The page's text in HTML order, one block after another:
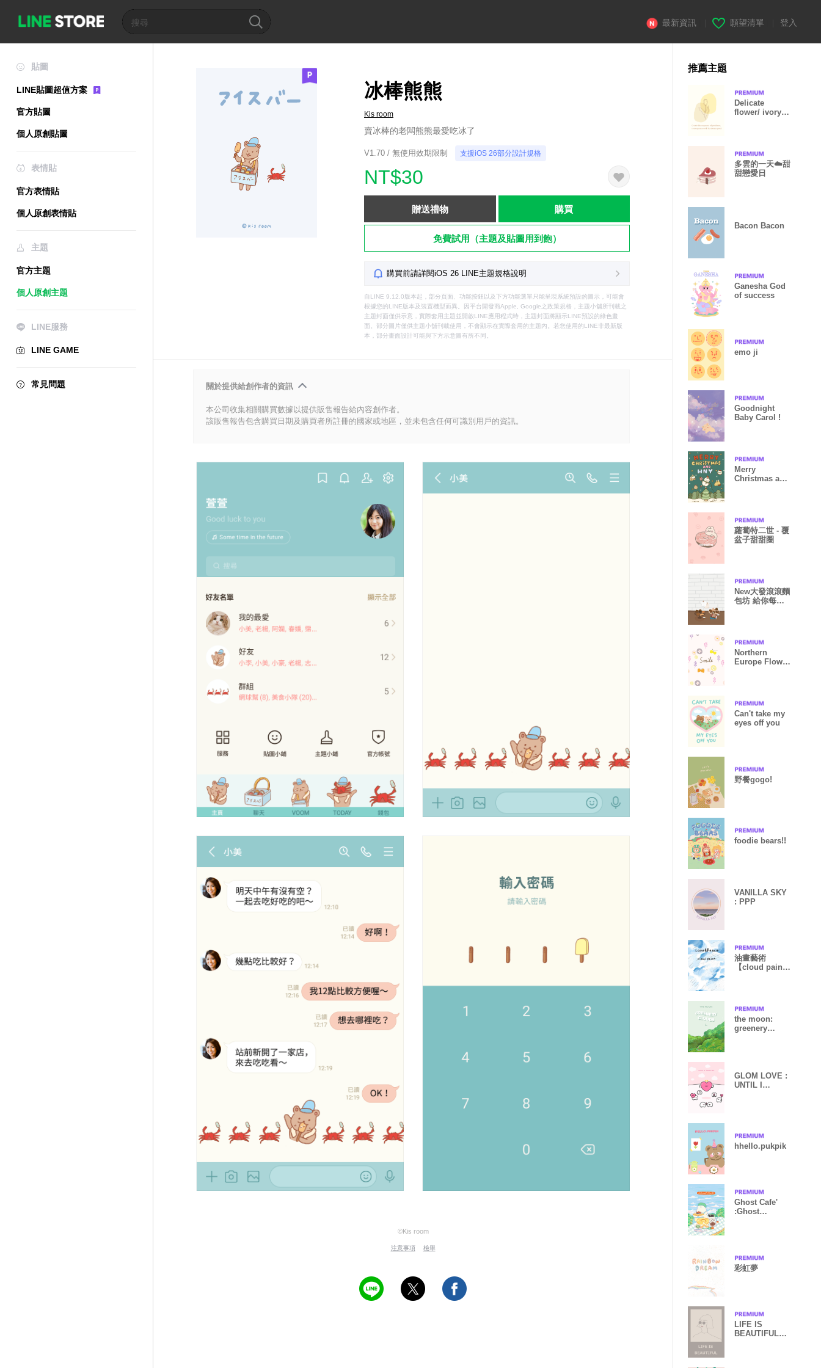
最新資訊 願望清單 登入
貼圖
LINE貼圖超值方案
官方貼圖
個人原創貼圖
表情貼
官方表情貼
個人原創表情貼
主題
官方主題
個人原創主題
LINE服務
LINE GAME
常見問題
冰棒熊熊
Kis room
賣冰棒的老闆熊熊最愛吃冰了
V1.70 / 無使用效期限制 支援iOS 26部分設計規格
NT$30
贈送禮物 購買
免費試用（主題及貼圖用到飽）
購買前請詳閱iOS 26 LINE主題規格說明
自LINE 9.12.0版本起，部分頁面、功能按鈕以及下方功能選單只能呈現系統預設的圖示，可能會
根據您的LINE版本及裝置機型而異。因平台開發商Apple, Google之政策規格，主題小舖所刊載之
主題封面僅供示意，實際套用主題並開啟LINE應用程式時，主題封面將顯示LINE預設的綠色畫
面。部分圖片僅供主題小舖刊載使用，不會顯示在實際套用的主題內。若您使用的LINE非最新版
本，部分畫面設計可能與下方示意圖有所不同。
關於提供給創作者的資訊
本公司收集相關購買數據以提供販售報告給內容創作者。
該販售報告包含購買日期及購買者所註冊的國家或地區，並未包含任何可識別用戶的資訊。
©Kis room
注意事項 檢舉
推薦主題
Delicate
flower/ ivory
多雲的一天☁️甜
甜戀愛日
Bacon Bacon
Ganesha God
of success
emo ji
Goodnight
Baby Carol !
Merry
Christmas and
蘿蔔特二世 - 覆
盆子甜甜圈
New大發滾滾麵
包坊 給你每天
Northern
Europe Flower
Can't take my
eyes off you
野餐gogo!
foodie bears!!
VANILLA SKY
: PPP
油畫藝術
【cloud paint
the moon:
greenery
GLOM LOVE :
UNTIL I
hhello.pukpik
Ghost Cafe'
:Ghost
彩虹夢
LIFE IS
BEAUTIFUL